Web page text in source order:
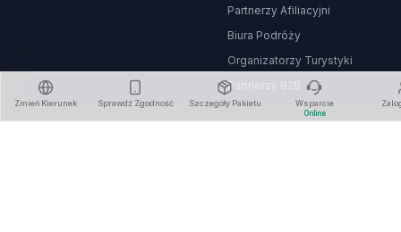
Partnerzy Afiliacyjni
Biura Podróży
Organizatorzy Turystyki
Partnerzy B2B
Zmień Kierunek Sprawdź Zgodność Szczegóły Pakietu Wsparcie
Online